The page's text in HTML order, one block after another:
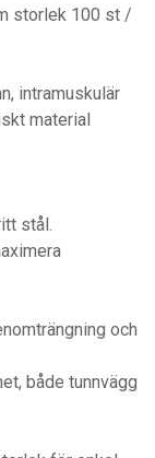
storlek 100 st /
intramuskulär
material
stål.
och
både tunnvägg